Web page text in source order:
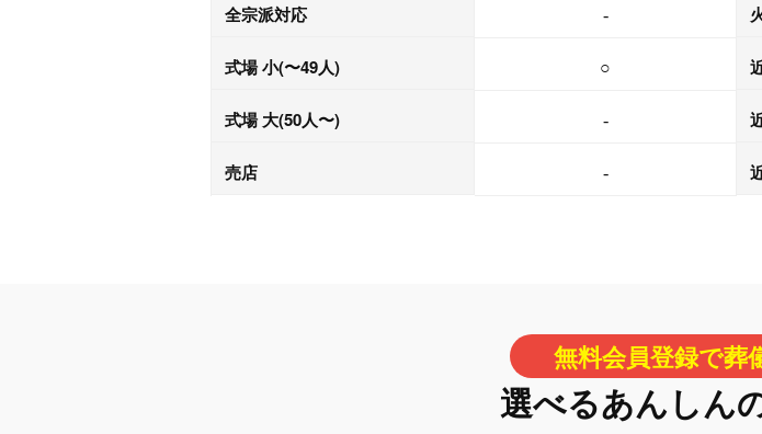
全宗派対応 -
式場 小(〜49人) ○
式場 大(50人〜) -
売店 -
無料会員登録で葬
選べるあんしん